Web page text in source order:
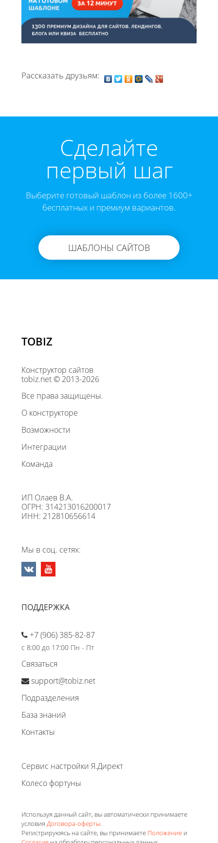
Рассказать друзьям:
Cделайте
первый шаг
Выберите готовый шаблон из более 1600+
бесплатных и премиум вариантов.
ШАБЛОНЫ САЙТОВ
TOBIZ
Конструктор сайтов
tobiz.net © 2013-2026
Все права защищены.
О конструкторе
Возможности
Интеграции
Команда
ИП Олаев В.А.
ОГРН: 314213016200017
ИНН: 212810656614
Мы в соц. сетях:
ПОДДЕРЖКА
+7 (906) 385-82-87
с 8:00 до 17:00 Пн - Пт
Связаться
support@tobiz.net
Подразделения
База знаний
Контакты
Сервис настройки Я.Директ
Колесо фортуны
Используя данный сайт, вы автоматически принимаете
условия Договора-оферты.
Регистрируюясь на сайте, вы принимаете Положение и